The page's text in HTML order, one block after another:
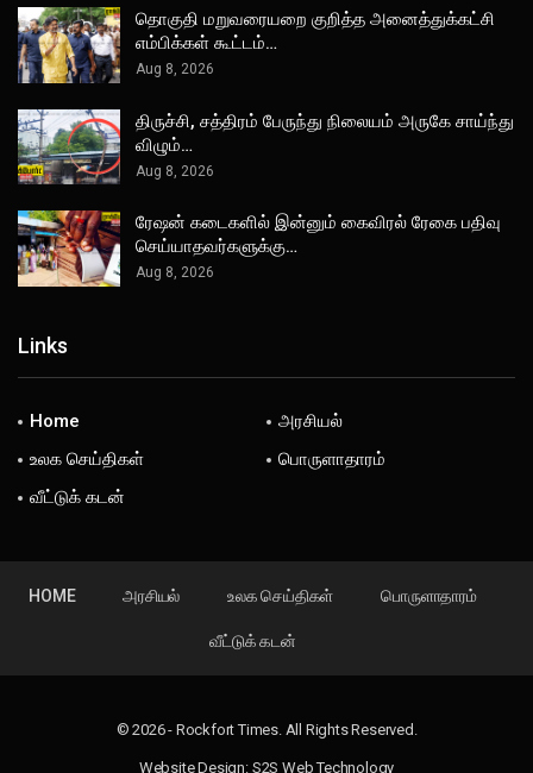
தொகுதி மறுவரையறை குறித்த அனைத்துக்கட்சி
எம்பிக்கள் கூட்டம்…
Aug 8, 2026
திருச்சி, சத்திரம் பேருந்து நிலையம் அருகே சாய்ந்து
விழும்…
Aug 8, 2026
ரேஷன் கடைகளில் இன்னும் கைவிரல் ரேகை பதிவு
செய்யாதவர்களுக்கு…
Aug 8, 2026
Links
Home
அரசியல்
உலக செய்திகள்
பொருளாதாரம்
வீட்டுக் கடன்
HOME அரசியல் உலக செய்திகள் பொருளாதாரம்
வீட்டுக் கடன்
© 2026 - Rockfort Times. All Rights Reserved.
Website Design: S2S Web Technology